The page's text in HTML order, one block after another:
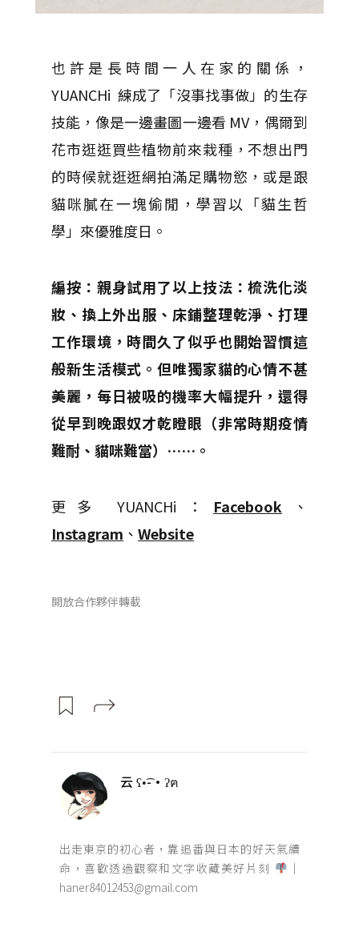
也許是長時間一人在家的關係，
YUANCHi 練成了「沒事找事做」的生存
技能，像是一邊畫圖一邊看 MV，偶爾到
花市逛逛買些植物前來栽種，不想出門
的時候就逛逛網拍滿足購物慾，或是跟
貓咪膩在一塊偷閒，學習以「貓生哲
學」來優雅度日。
編按：親身試用了以上技法：梳洗化淡
妝、換上外出服、床鋪整理乾淨、打理
工作環境，時間久了似乎也開始習慣這
般新生活模式。但唯獨家貓的心情不甚
美麗，每日被吸的機率大幅提升，還得
從早到晚跟奴才乾瞪眼（非常時期疫情
難耐、貓咪難當）……。
更多 YUANCHi： Facebook 、
Instagram 、 Website
開放合作夥伴轉載
云 ʕ•͡-•ʔฅ
出走東京的初心者，靠追番與日本的好天氣續
命，喜歡透過觀察和文字收藏美好片刻
｜
haner84012453@gmail.com